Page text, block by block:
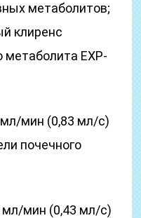
метаболитов;
клиренс
метаболита EXP-
мин (0,83 мл/с)
почечного
мин (0,43 мл/с)